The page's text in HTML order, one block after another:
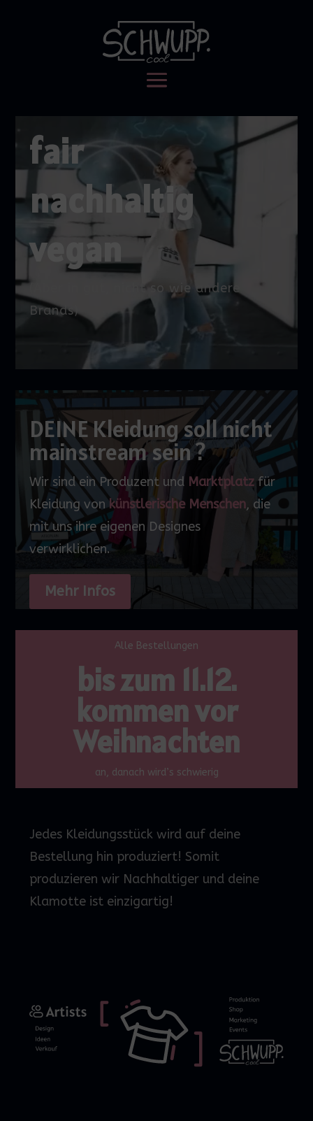
Player
fair
nachhaltig
vegan
(Aber in gut, nicht so wie andere
Brands)
DEINE Kleidung soll nicht
mainstream sein ?
Wir sind ein Produzent und Marktplatz für
Kleidung vonkünstlerische Menschen, die
mit uns ihre eigenen Designes
verwirklichen.
Mehr Infos
Alle Bestellungen
bis zum 11.12.
kommen vor
Weihnachten
an, danach wird’s schwierig
Jedes Kleidungsstück wird auf deine
Bestellung hin produziert! Somit
produzieren wir Nachhaltiger und deine
Klamotte ist einzigartig!